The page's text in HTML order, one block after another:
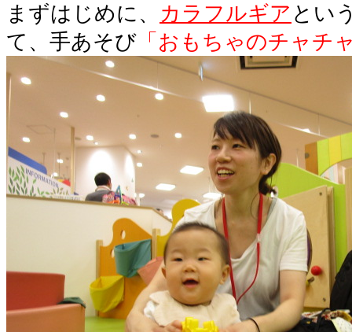
まずはじめに、 カラフルギア とい
て、手あそび 「おもちゃのチャチ